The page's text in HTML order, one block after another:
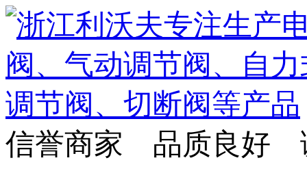
信誉商家 品质良好